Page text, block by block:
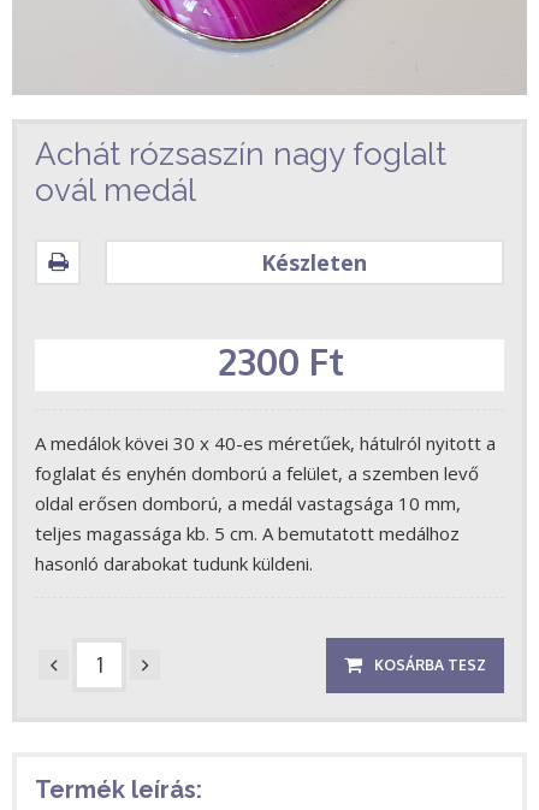
Achát rózsaszín nagy foglalt
ovál medál
Készleten
2300 Ft
A medálok kövei 30 x 40-es méretűek, hátulról nyitott a
foglalat és enyhén domború a felület, a szemben levő
oldal erősen domború, a medál vastagsága 10 mm,
teljes magassága kb. 5 cm. A bemutatott medálhoz
hasonló darabokat tudunk küldeni.
Termék leírás: